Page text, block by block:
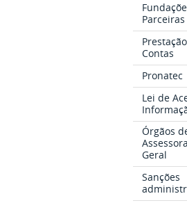
Parceiras
Contas
Pronatec
Lei de
Órgãos
Geral
Sanções